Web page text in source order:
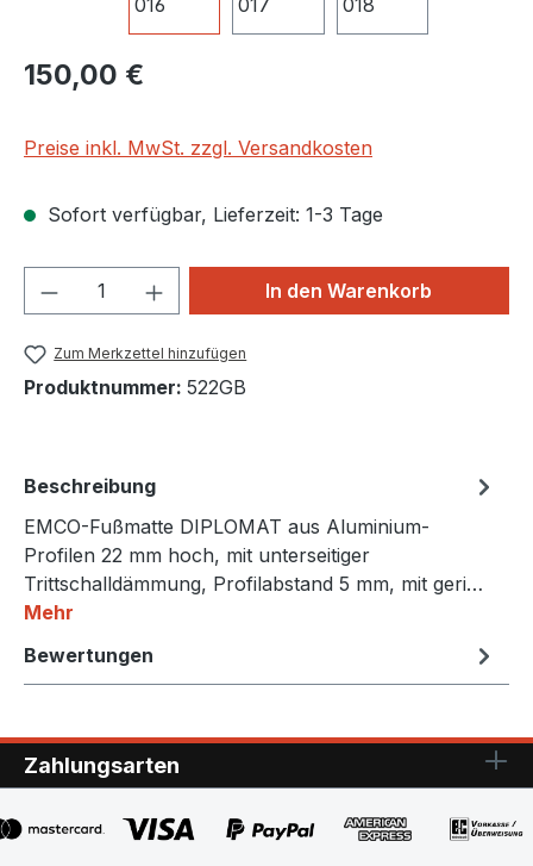
Regulärer Preis:
150,00 €
Preise inkl. MwSt. zzgl. Versandkosten
Sofort verfügbar, Lieferzeit: 1-3 Tage
Produkt Anzahl: Gib denIn den Warenkorb
Zum Merkzettel hinzufügen
Produktnummer: 522GB
Beschreibung
EMCO-Fußmatte DIPLOMAT aus Aluminium-
Profilen 22 mm hoch, mit unterseitiger
Trittschalldämmung, Profilabstand 5 mm, mit geri…
Mehr
Bewertungen
Zahlungsarten